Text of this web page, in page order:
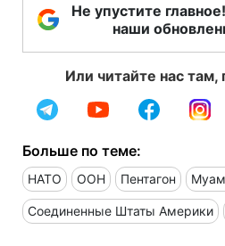
Не упустите
наши
Или читайте нас там,
Больше по теме:
НАТО ООН Пентагон
Соединенные Штаты Америки